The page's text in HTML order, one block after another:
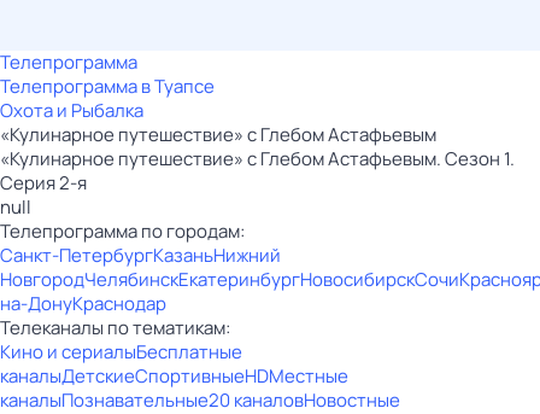
Телепрограмма
Телепрограмма в Туапсе
Охота и Рыбалка
«Кулинарное путешествие» с Глебом Астафьевым
«Кулинарное путешествие» с Глебом Астафьевым. Сезон 1.
Серия 2-я
null
Телепрограмма по городам:
Санкт-ПетербургКазаньНижний
НовгородЧелябинскЕкатеринбургНовосибирскСочи
на-ДонуКраснодар
Телеканалы по тематикам:
Кино и сериалыБесплатные
каналыДетскиеСпортивныеHDМестные
каналыПознавательные20 каналовНовостные